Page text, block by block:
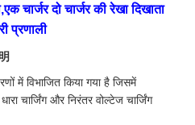
चार्जर दो चार्जर की रेखा दिखाता
प्रणाली
में विभाजित किया गया है जिसमें
चार्जिंग और निरंतर वोल्टेज चार्जिंग